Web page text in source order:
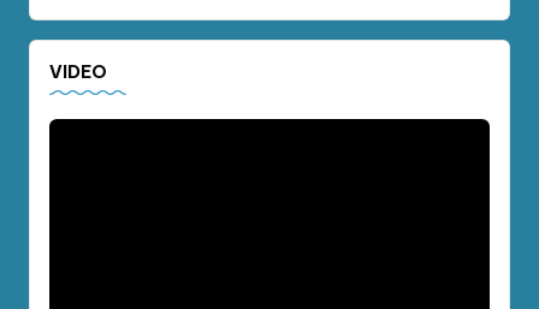
VIDEO